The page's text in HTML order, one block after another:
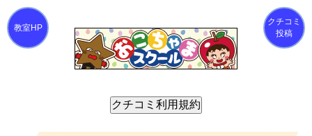
クチコミ
投稿